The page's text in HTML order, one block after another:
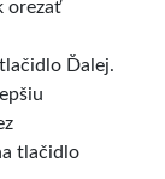
orezať
Ďalej.
tlačidlo